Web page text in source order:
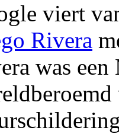
viert
Rivera
was een